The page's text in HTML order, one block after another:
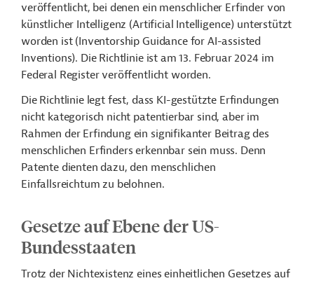
veröffentlicht, bei denen ein menschlicher Erfinder von
künstlicher Intelligenz (Artificial Intelligence) unterstützt
worden ist (Inventorship Guidance for AI-assisted
Inventions). Die Richtlinie ist am 13. Februar 2024 im
Federal Register veröffentlicht worden.
Die Richtlinie legt fest, dass KI-gestützte Erfindungen
nicht kategorisch nicht patentierbar sind, aber im
Rahmen der Erfindung ein signifikanter Beitrag des
menschlichen Erfinders erkennbar sein muss. Denn
Patente dienten dazu, den menschlichen
Einfallsreichtum zu belohnen.
Gesetze auf Ebene der US-
Bundesstaaten
Trotz der Nichtexistenz eines einheitlichen Gesetzes auf